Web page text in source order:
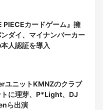
PIECEカードゲーム』擁
ダイ、マイナンバーカー
本人認証を導入
ユニットKMNZのクラブ
トに理芽、P*Light、DJ
ら出演